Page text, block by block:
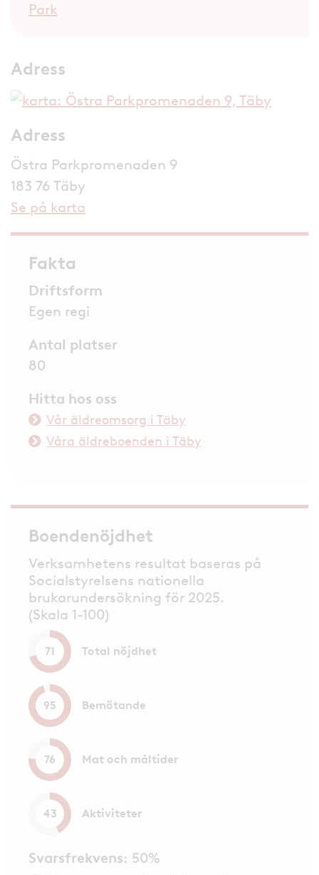
Park
Adress
Adress
Östra Parkpromenaden 9
183 76 Täby
Se på karta
Fakta
Driftsform
Egen regi
Antal platser
80
Hitta hos oss
Vår äldreomsorg i Täby
Våra äldreboenden i Täby
Boendenöjdhet
Verksamhetens resultat baseras på
Socialstyrelsens nationella
brukarundersökning för 2025.
(Skala 1-100)
71 Total nöjdhet
95 Bemötande
76 Mat och måltider
43 Aktiviteter
Svarsfrekvens: 50%